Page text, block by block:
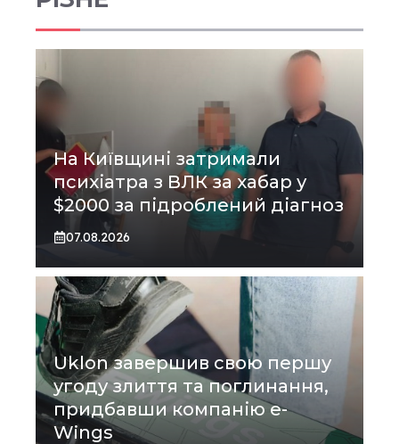
На Київщині затримали
психіатра з ВЛК за хабар у
$2000 за підроблений діагноз
07.08.2026
Uklon завершив свою першу
угоду злиття та поглинання,
придбавши компанію e-
Wings